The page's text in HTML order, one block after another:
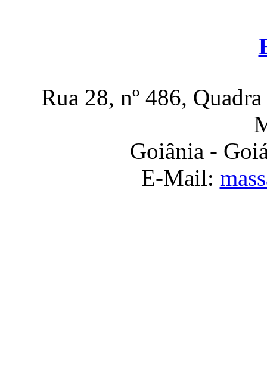
Rua 28, nº 486,
Goiânia -
E-Mail: